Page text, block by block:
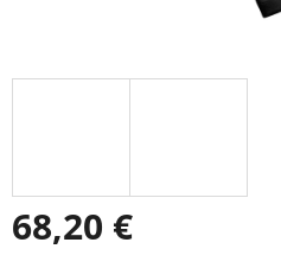
68,20 €